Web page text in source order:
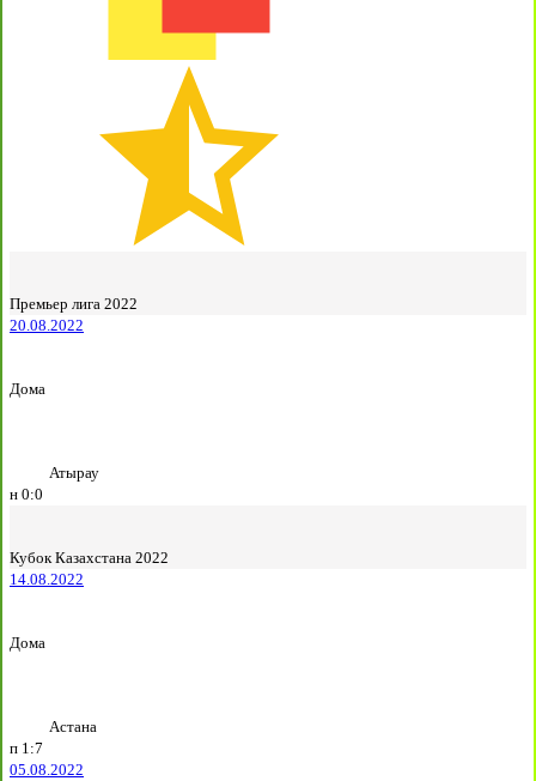
Премьер лига 2022
20.08.2022
Дома
Атырау
н 0:0
Кубок Казахстана 2022
14.08.2022
Дома
Астана
п 1:7
05.08.2022